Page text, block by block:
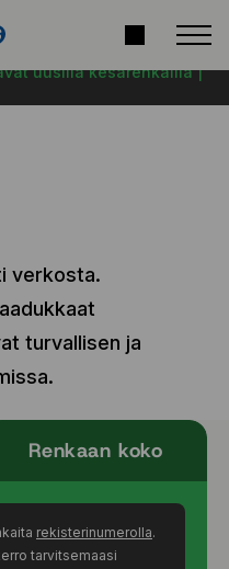
uusilla kesärenkailla |
verkosta.
turvallisen ja
Renkaan koko
rekisterinumerolla.
tarvitsemaasi